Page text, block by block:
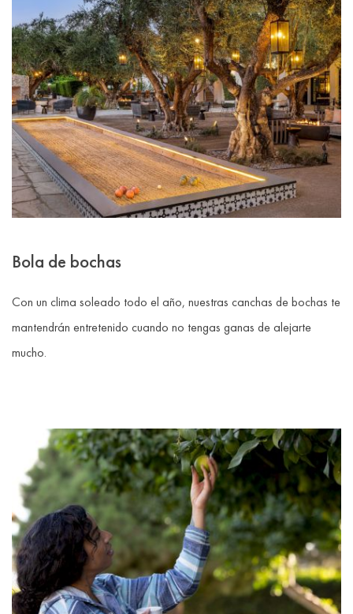
Bola de bochas
Con un clima soleado todo el año, nuestras canchas de bochas te
mantendrán entretenido cuando no tengas ganas de alejarte
mucho.